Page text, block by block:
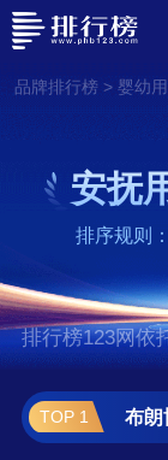
品牌排行榜> 婴幼
安抚
排序规则
排行榜123网依
口碑评价等多
牌排行榜,前十
智高/Chicco、
TOP 1 布朗